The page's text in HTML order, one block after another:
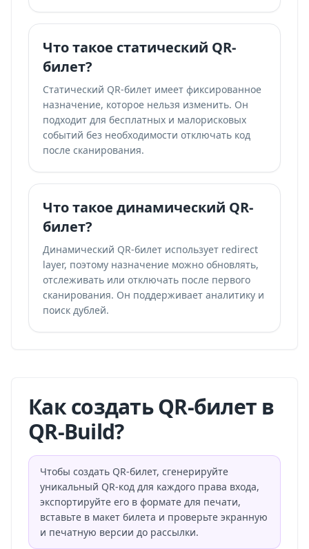
Что такое статический QR-
билет?
Статический QR-билет имеет фиксированное
назначение, которое нельзя изменить. Он
подходит для бесплатных и малорисковых
событий без необходимости отключать код
после сканирования.
Что такое динамический QR-
билет?
Динамический QR-билет использует redirect
layer, поэтому назначение можно обновлять,
отслеживать или отключать после первого
сканирования. Он поддерживает аналитику и
поиск дублей.
Как создать QR-билет в
QR-Build?
Чтобы создать QR-билет, сгенерируйте
уникальный QR-код для каждого права входа,
экспортируйте его в формате для печати,
вставьте в макет билета и проверьте экранную
и печатную версии до рассылки.